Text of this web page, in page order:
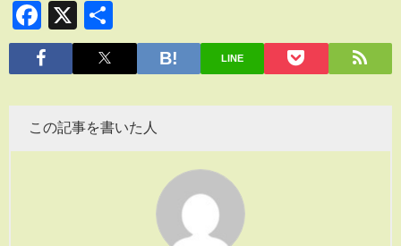
Facebook
X
有
LINE
この記事を書いた人